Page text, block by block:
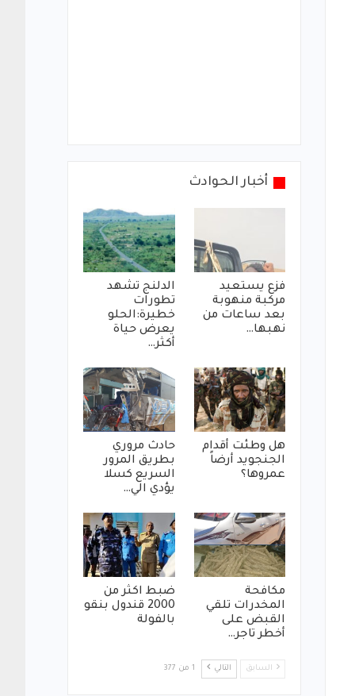
أخبار الحوادث
فزع يستعيد
مركبة منهوبة
بعد ساعات من
نهبها…
الدلنج تشهد
تطورات
خطيرة:الحلو
يعرض حياة
أكثر…
هل وطئت أقدام
الجنجويد أرضاً
عمروها؟
حادث مروري
بطريق المرور
السريع كسلا
يؤدي الي…
مكافحة
المخدرات تلقي
القبض على
أخطر تاجر…
ضبط اكثر من
2000 قندول بنقو
بالفولة
السابق التالي 1 من 377